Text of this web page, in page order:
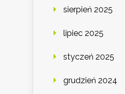
sierpień 2025
lipiec 2025
styczeń 2025
grudzień 2024